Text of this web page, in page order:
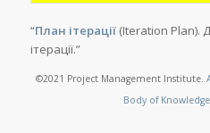
“План ітерації(Iteration Plan).
ітерації.”
©2021 Project Management Institute.
Body of